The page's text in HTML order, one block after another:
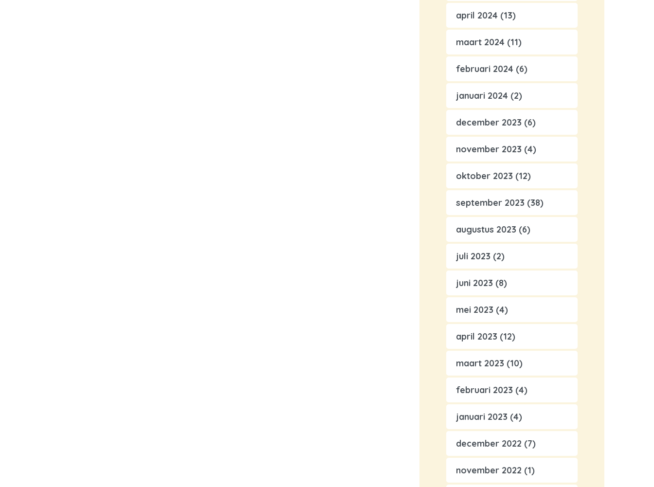
april 2024 (13)
maart 2024 (11)
februari 2024 (6)
januari 2024 (2)
december 2023 (6)
november 2023 (4)
oktober 2023 (12)
september 2023 (38)
augustus 2023 (6)
juli 2023 (2)
juni 2023 (8)
mei 2023 (4)
april 2023 (12)
maart 2023 (10)
februari 2023 (4)
januari 2023 (4)
december 2022 (7)
november 2022 (1)